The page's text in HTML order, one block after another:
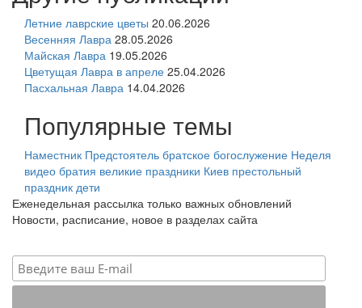
Летние лаврские цветы 20.06.2026
Весенняя Лавра 28.05.2026
Майская Лавра 19.05.2026
Цветущая Лавра в апреле 25.04.2026
Пасхальная Лавра 14.04.2026
Популярные темы
Наместник Предстоятель братское богослужение Неделя
видео братия великие праздники Киев престольный
праздник дети
Еженедельная рассылка только важных обновлений
Новости, расписание, новое в разделах сайта